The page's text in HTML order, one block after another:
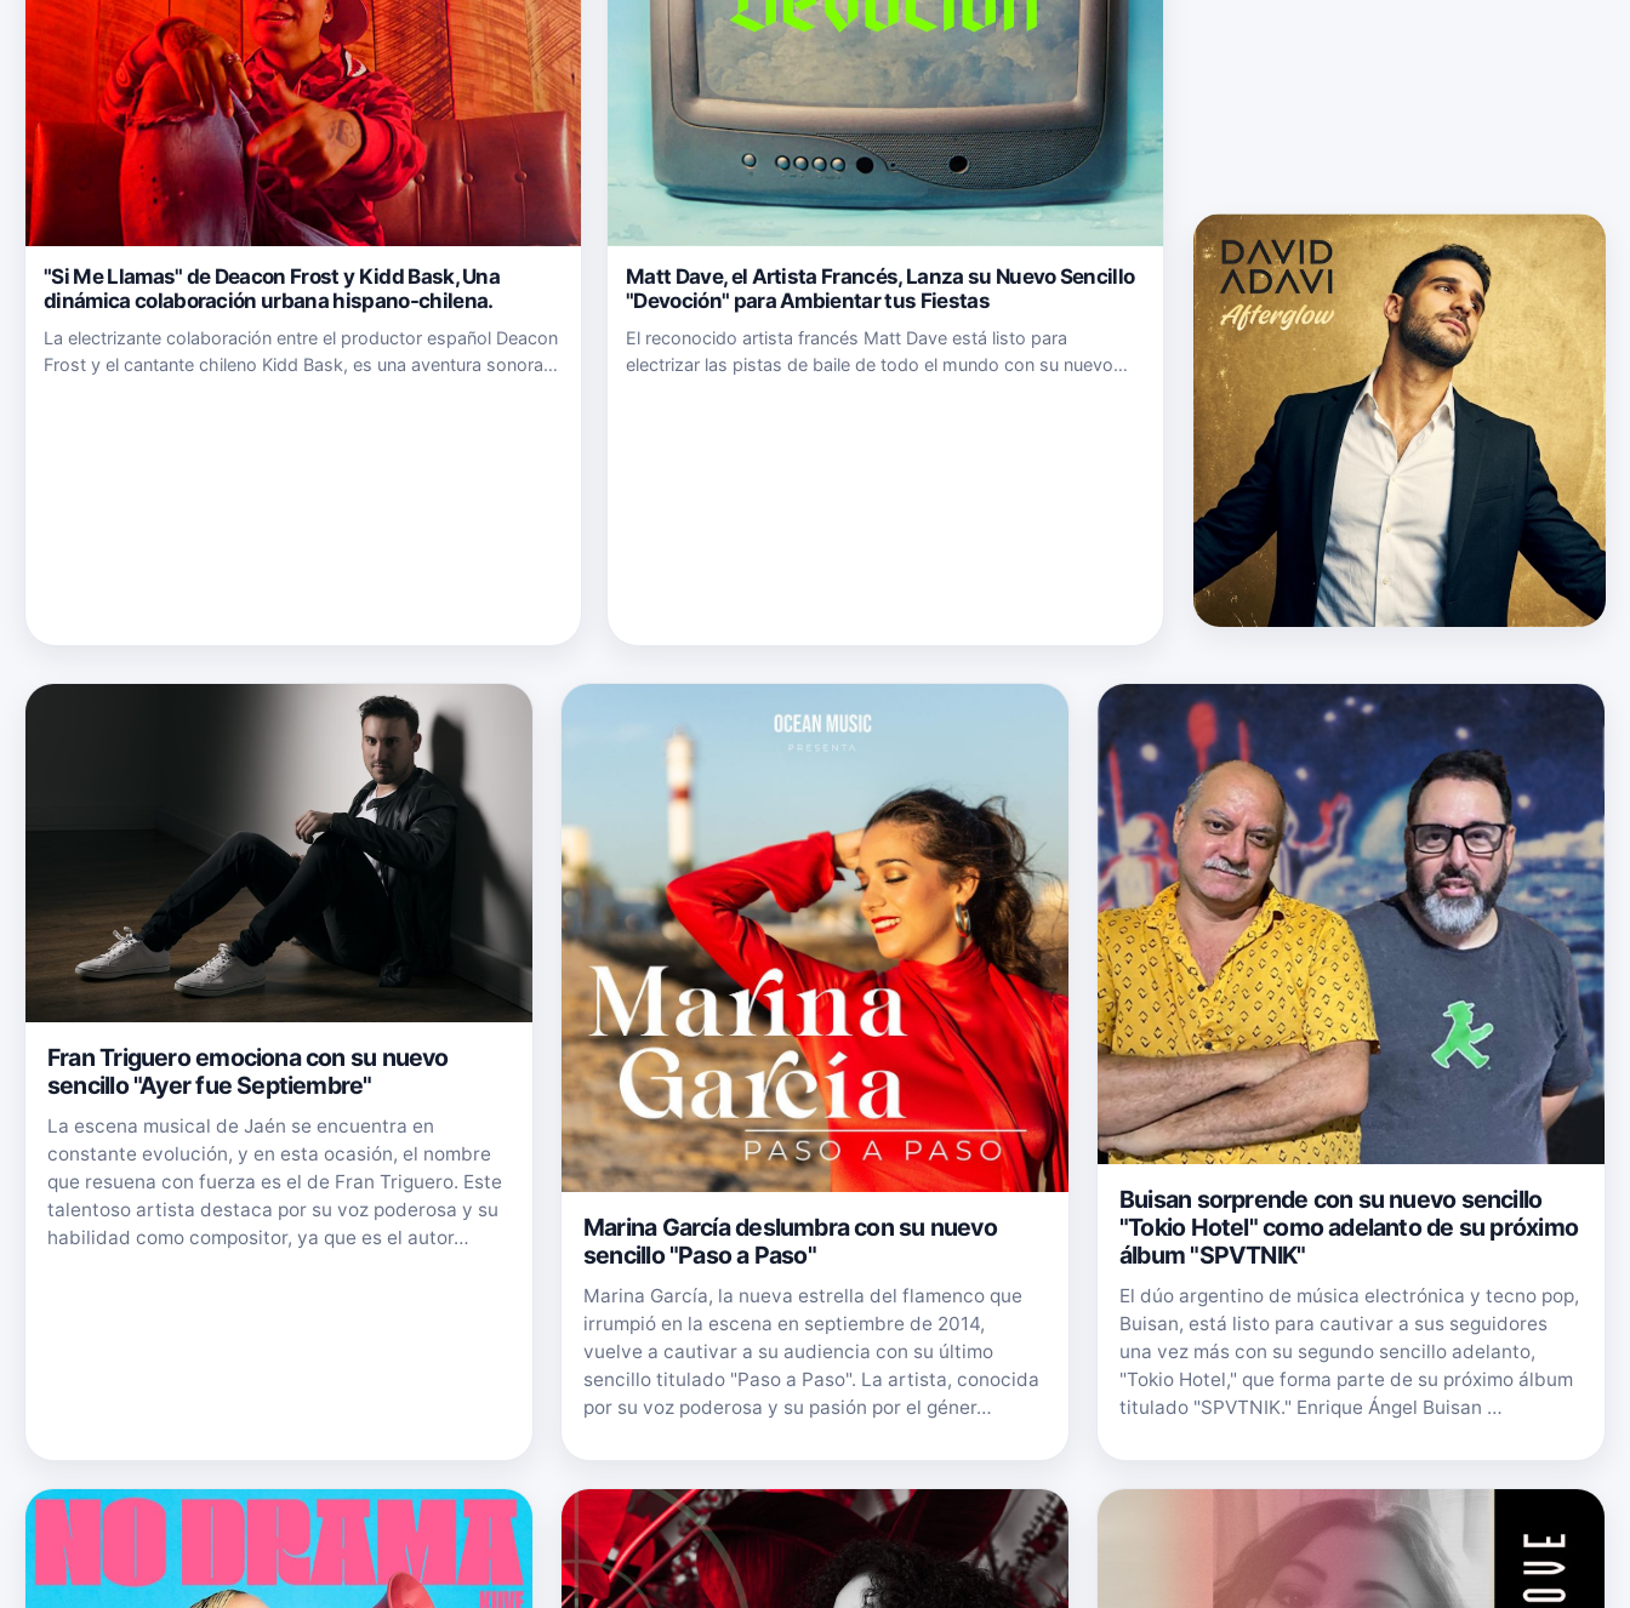
"Si Me Llamas" de Deacon Frost y Kidd Bask, Una
dinámica colaboración urbana hispano-chilena.
La electrizante colaboración entre el productor español Deacon
Frost y el cantante chileno Kidd Bask, es una aventura sonora
Matt Dave, el Artista Francés, Lanza su Nuevo Sencillo
"Devoción" para Ambientar tus Fiestas
El reconocido artista francés Matt Dave está listo para
electrizar las pistas de baile de todo el mundo con su nuevo
Fran Triguero emociona con su nuevo
sencillo "Ayer fue Septiembre"
La escena musical de Jaén se encuentra en
constante evolución, y en esta ocasión, el nombre
que resuena con fuerza es el de Fran Triguero. Este
talentoso artista destaca por su voz poderosa y su
habilidad como compositor, ya que es el autor…
Marina García deslumbra con su nuevo
sencillo "Paso a Paso"
Marina García, la nueva estrella del flamenco que
irrumpió en la escena en septiembre de 2014,
vuelve a cautivar a su audiencia con su último
sencillo titulado "Paso a Paso". La artista, conocida
por su voz poderosa y su pasión por el géner…
Buisan sorprende con su nuevo sencillo
"Tokio Hotel" como adelanto de su próximo
álbum "SPVTNIK"
El dúo argentino de música electrónica y tecno pop,
Buisan, está listo para cautivar a sus seguidores
una vez más con su segundo sencillo adelanto,
"Tokio Hotel," que forma parte de su próximo álbum
titulado "SPVTNIK." Enrique Ángel Buisan …